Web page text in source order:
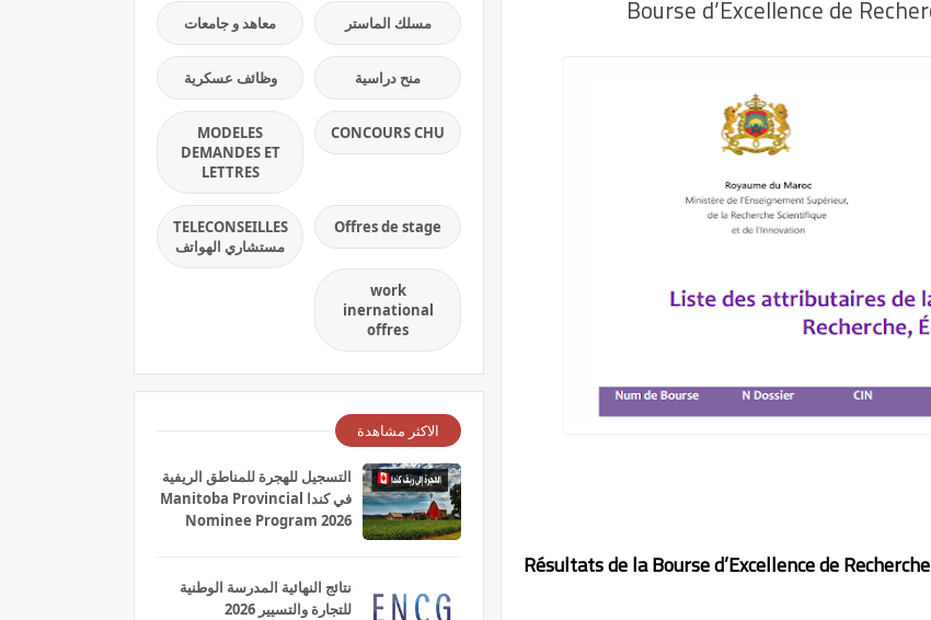
Résultats de la Bourse d’Excellence de
مسلك الماستر معاهد و جامعات
منح دراسية وظائف عسكرية
CONCOURS CHU
MODELES
DEMANDES ET
LETTRES
Offres de stage
TELECONSEILLES
مستشاري الهواتف
work
inernational
offres
الاكثر مشاهدة
التسجيل للهجرة للمناطق الريفية
في كندا Manitoba Provincial
Nominee Program 2026
نتائج النهائية المدرسة الوطنية
للتجارة والتسيير 2026